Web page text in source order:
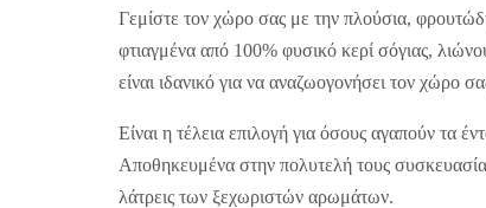
Γεμίστε τον χώρο σας με την πλούσια,
φτιαγμένα από 100% φυσικό κερί σόγιας,
είναι ιδανικό για να αναζωογονήσει τον χώρο
Είναι η τέλεια επιλογή για όσους αγαπούν τα
Αποθηκευμένα στην πολυτελή τους
λάτρεις των ξεχωριστών αρωμάτων.